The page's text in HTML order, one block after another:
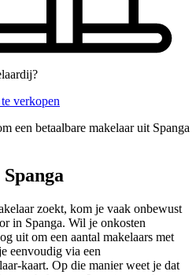
verkopen
een betaalbare makelaar uit Spanga
zoekt, kom je vaak onbewust
in Spanga. Wil je onkosten
uit om een aantal makelaars met
eenvoudig via een
kaart. Op die manier weet je dat